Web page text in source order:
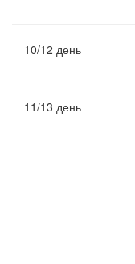
10/12 день
11/13 день